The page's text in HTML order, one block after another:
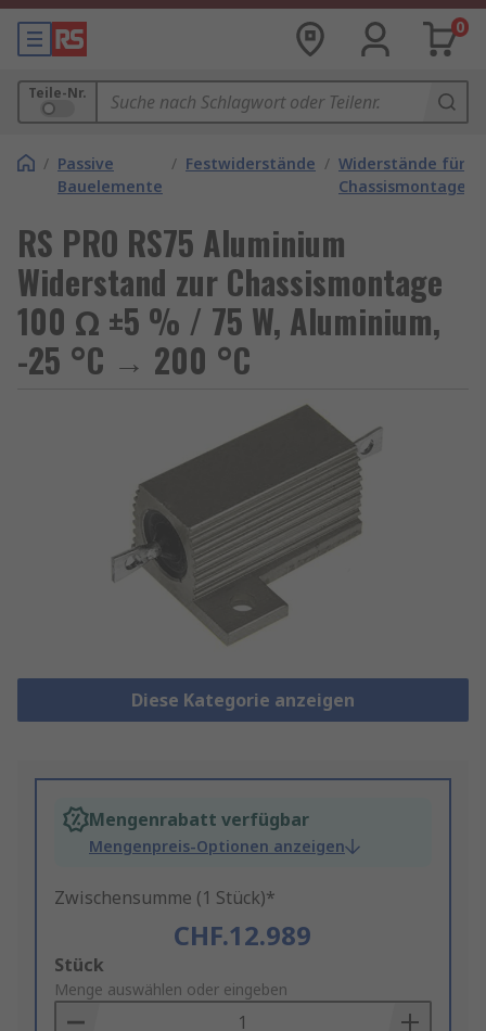
0
Teile-Nr.
/ Passive
Bauelemente
/ Festwiderstände / Widerstände für
Chassismontage
RS PRO RS75 Aluminium
Widerstand zur Chassismontage
100 Ω ±5 % / 75 W, Aluminium,
-25 °C → 200 °C
Diese Kategorie anzeigen
Mengenrabatt verfügbar
Mengenpreis-Optionen anzeigen
Zwischensumme (1 Stück)*
CHF.12.989
Add
to
Basket
Stück
Menge auswählen oder eingeben